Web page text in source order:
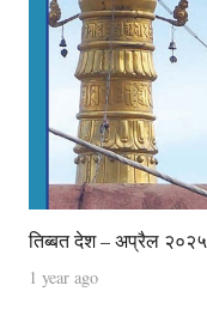
तिब्बत देश – अप्रैल २०२५
1 year ago